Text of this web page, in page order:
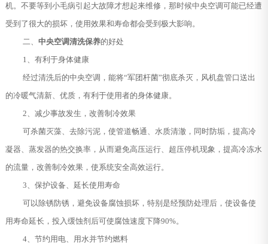
机。不要等到小毛病引起大故障才想起来维修，那时候中央空调可能已经遭
受到了很大的损坏，使用效果和寿命都会受到极大影响。
二、 中央空调清洗保养的好处
1、有利于身体健康
经过清洗后的中央空调，能将“军团杆菌”彻底杀灭，风机盘管口送出
的冷暖气清新、优质，有利于使用者的身体健康。
2、减少事故发生，改善制冷效果
可杀菌灭藻、去除污泥，使管道畅通、水质清澈，同时防垢，提高冷
凝器、蒸发器的热交换率，从而避免高压运行、超压停机现象，提高冷冻水
的流量，改善制冷效果，使系统安全高效运行。
3、保护设备、延长使用寿命
可以除锈防锈，避免设备腐蚀损坏，特别是经预防处理后，使设备使
用寿命延长，投入缓蚀剂后可使腐蚀速度下降90%。
4、节约用电、用水并节约燃料